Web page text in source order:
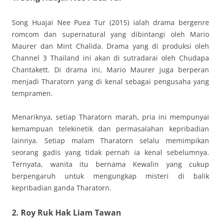
Song Huajai Nee Puea Tur (2015) ialah drama bergenre
romcom dan supernatural yang dibintangi oleh Mario
Maurer dan Mint Chalida. Drama yang di produksi oleh
Channel 3 Thailand ini akan di sutradarai oleh Chudapa
Chantakett. Di drama ini, Mario Maurer juga berperan
menjadi Tharatorn yang di kenal sebagai pengusaha yang
tempramen.
Menariknya, setiap Tharatorn marah, pria ini mempunyai
kemampuan telekinetik dan permasalahan kepribadian
lainnya. Setiap malam Tharatorn selalu memimpikan
seorang gadis yang tidak pernah ia kenal sebelumnya.
Ternyata, wanita itu bernama Kewalin yang cukup
berpengaruh untuk mengungkap misteri di balik
kepribadian ganda Tharatorn.
2. Roy Ruk Hak Liam Tawan